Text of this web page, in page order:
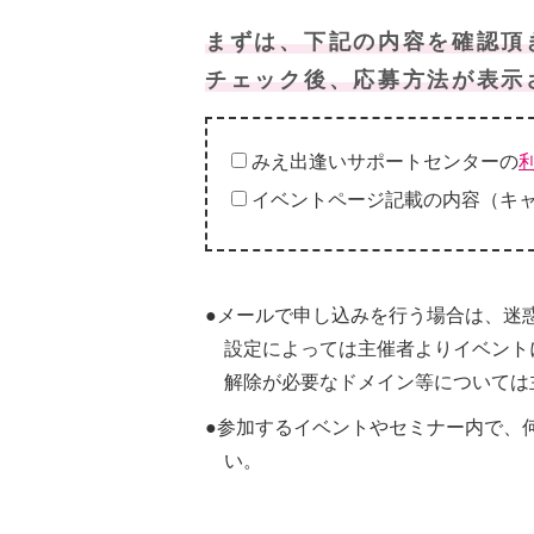
まずは、下記の内容を確認
チェック後、応募方法が表示
みえ出逢いサポートセンターの
イベントページ記載の内容（キ
●メールで申し込みを行う場合は、迷
設定によっては主催者よりイベン
解除が必要なドメイン等について
●参加するイベントやセミナー内で、
い。